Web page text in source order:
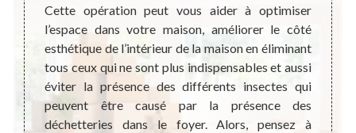
Et
un
à
Cette opération peut vous aider à optimiser
l’espace dans votre maison, améliorer le côté
esthétique de l’intérieur de la maison en éliminant
tous ceux qui ne sont plus indispensables et aussi
éviter la présence des différents insectes qui
peuvent être causé par la présence des
déchetteries dans le foyer. Alors, pensez à